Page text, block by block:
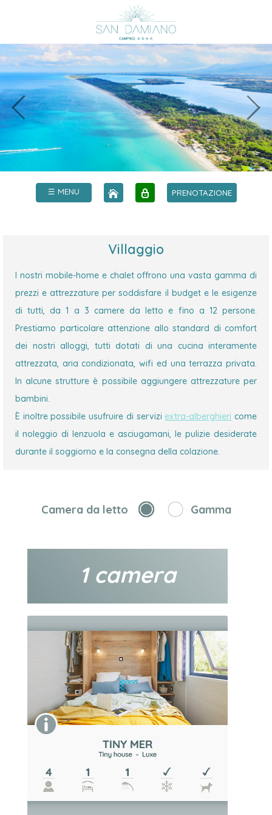
☰ MENU PRENOTAZIONE
Villaggio
I nostri mobile-home e chalet offrono una vasta gamma di
prezzi e attrezzature per soddisfare il budget e le esigenze
di tutti, da 1 a 3 camere da letto e fino a 12 persone.
Prestiamo particolare attenzione allo standard di comfort
dei nostri alloggi, tutti dotati di una cucina interamente
attrezzata, aria condizionata, wifi ed una terrazza privata.
In alcune strutture è possibile aggiungere attrezzature per
bambini.
È inoltre possibile usufruire di servizi extra-alberghieri come
il noleggio di lenzuola e asciugamani, le pulizie desiderate
durante il soggiorno e la consegna della colazione.
Camera da letto Gamma
1 camera